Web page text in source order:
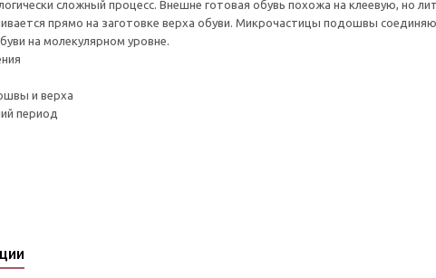
сложный процесс. Внешне готовая обувь похожа на клеевую, но
прямо на заготовке верха обуви. Микрочастицы подошвы
на молекулярном уровне.
и верха
период